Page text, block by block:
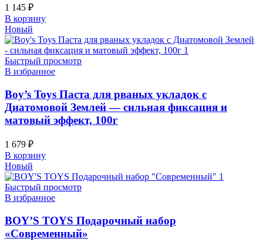
1 145 ₽
В корзину
Новый
Быстрый просмотр
В избранное
Boy’s Toys Паста для рваных укладок с
Диатомовой Землей — сильная фиксация и
матовый эффект, 100г
1 679 ₽
В корзину
Новый
Быстрый просмотр
В избранное
BOY’S TOYS Подарочный набор
«Современный»